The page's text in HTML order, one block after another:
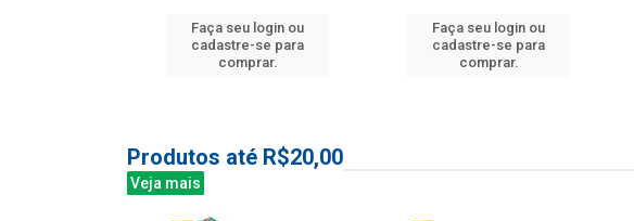
Faça seu login ou
cadastre-se para
comprar.
Faça seu login ou
cadastre-se para
comprar.
Produtos até R$20,00
Veja mais